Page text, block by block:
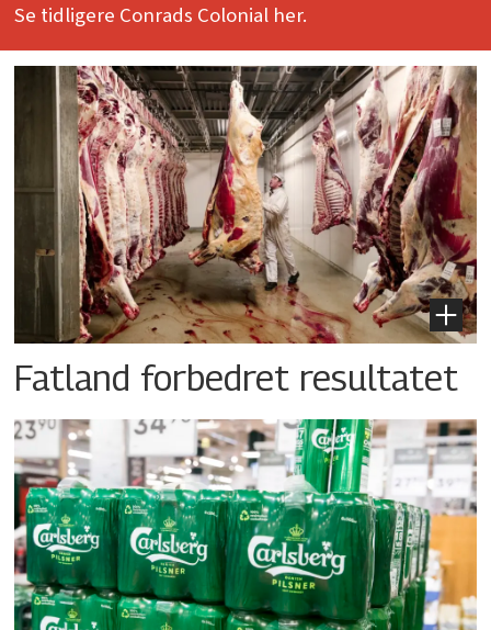
Se tidligere Conrads Colonial her.
Fatland forbedret resultatet